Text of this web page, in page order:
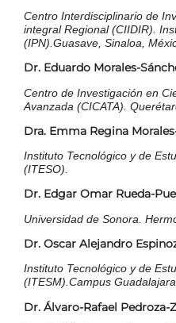
Centro Interdisciplinario de
integral Regional (CIIDIR).
(IPN).Guasave, Sinaloa,
Dr. Eduardo Morales-
Centro de Investigación en
Avanzada (CICATA).
Dra. Emma Regina
Instituto Tecnológico y de
(ITESO).
Dr. Edgar Omar Rueda-
Universidad de Sonora.
Dr. Oscar Alejandro
Instituto Tecnológico y de
(ITESM).Campus
Dr. Álvaro-Rafael Pedroza-